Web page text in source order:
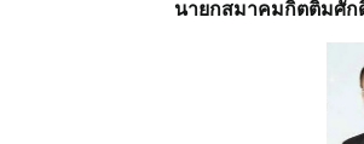
นายกสมาคมกิตติมศักดิ์